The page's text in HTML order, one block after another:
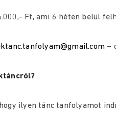
Ft, ami 6 héten belül
–
ilyen tánc tanfolyamot